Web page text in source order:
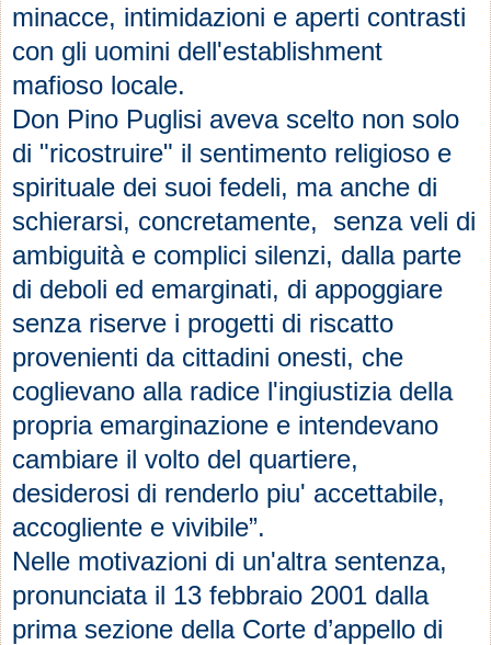
minacce, intimidazioni e aperti contrasti
con gli uomini dell'establishment
mafioso locale.
Don Pino Puglisi aveva scelto non solo
di "ricostruire" il sentimento religioso e
spirituale dei suoi fedeli, ma anche di
schierarsi, concretamente, senza veli di
ambiguità e complici silenzi, dalla parte
di deboli ed emarginati, di appoggiare
senza riserve i progetti di riscatto
provenienti da cittadini onesti, che
coglievano alla radice l'ingiustizia della
propria emarginazione e intendevano
cambiare il volto del quartiere,
desiderosi di renderlo piu' accettabile,
accogliente e vivibile”.
Nelle motivazioni di un'altra sentenza,
pronunciata il 13 febbraio 2001 dalla
prima sezione della Corte d’appello di